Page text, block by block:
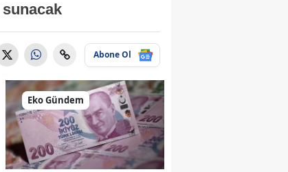
sunacak
Abone Ol
Eko Gündem